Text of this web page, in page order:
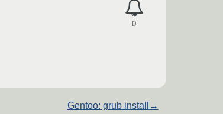
0
Gentoo: grub install →